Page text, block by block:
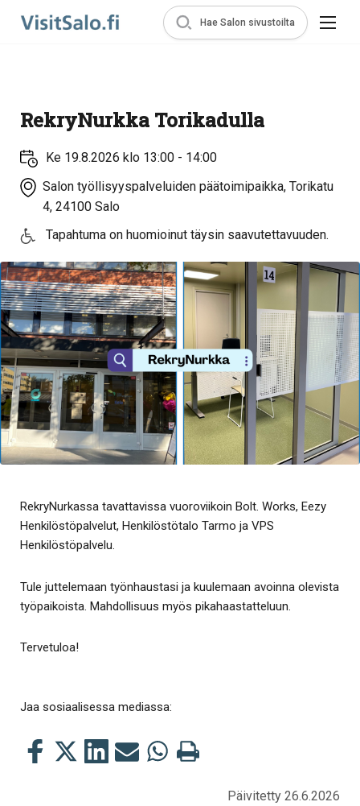
Hae Salon sivustoilta
RekryNurkka Torikadulla
Ke 19.8.2026 klo 13:00 - 14:00
Salon työllisyyspalveluiden päätoimipaikka, Torikatu
4, 24100 Salo
Tapahtuma on huomioinut täysin saavutettavuuden.
RekryNurkassa tavattavissa vuoroviikoin Bolt. Works, Eezy
Henkilöstöpalvelut, Henkilöstötalo Tarmo ja VPS
Henkilöstöpalvelu.
Tule juttelemaan työnhaustasi ja kuulemaan avoinna olevista
työpaikoista. Mahdollisuus myös pikahaastatteluun.
Tervetuloa!
Jaa sosiaalisessa mediassa:
Jaa
Jaa
Jaa Jaa Jaa
WhatsApp:ssa
Tulosta
Päivitetty 26.6.2026